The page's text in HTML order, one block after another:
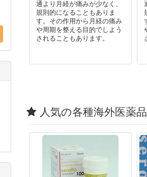
通より月経が痛みが少なく、
規則的になることもありま
す。その作用から月経の痛み
や周期を整える目的でしよう
されることもあります。
人気の各種海外医薬品